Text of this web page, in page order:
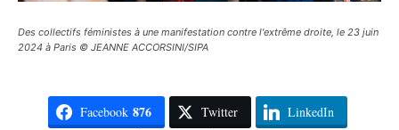
Des collectifs féministes à une manifestation contre l'extrême droite, le 23 juin
2024 à Paris © JEANNE ACCORSINI/SIPA
Facebook 876 Twitter LinkedIn